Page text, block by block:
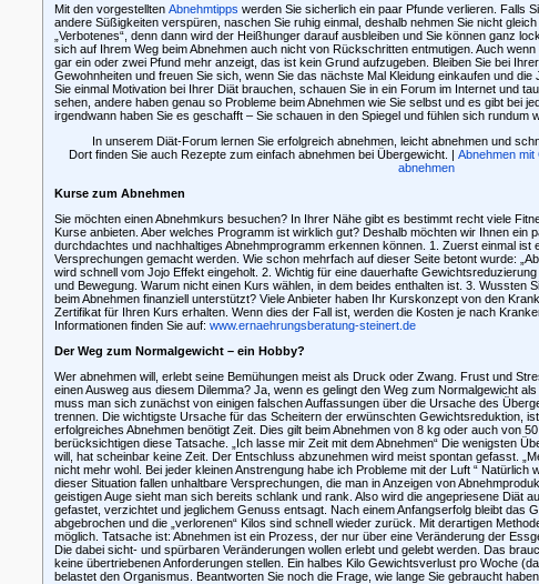
Mit den vorgestellten Abnehmtipps werden Sie sicherlich ein paar Pfunde verlieren. Falls
andere Süßigkeiten verspüren, naschen Sie ruhig einmal, deshalb nehmen Sie nicht
„Verbotenes“, denn dann wird der Heißhunger darauf ausbleiben und Sie können ganz
sich auf Ihrem Weg beim Abnehmen auch nicht von Rückschritten entmutigen. Auch
gar ein oder zwei Pfund mehr anzeigt, das ist kein Grund aufzugeben. Bleiben Sie bei
Gewohnheiten und freuen Sie sich, wenn Sie das nächste Mal Kleidung einkaufen und
Sie einmal Motivation bei Ihrer Diät brauchen, schauen Sie in ein Forum im Internet und
sehen, andere haben genau so Probleme beim Abnehmen wie Sie selbst und es gibt bei
irgendwann haben Sie es geschafft – Sie schauen in den Spiegel und fühlen sich rundum
In unserem Diät-Forum lernen Sie erfolgreich abnehmen, leicht abnehmen und
Dort finden Sie auch Rezepte zum einfach abnehmen bei Übergewicht. | Abnehmen mit
abnehmen
Kurse zum Abnehmen
Sie möchten einen Abnehmkurs besuchen? In Ihrer Nähe gibt es bestimmt recht viele
Kurse anbieten. Aber welches Programm ist wirklich gut? Deshalb möchten wir Ihnen ein
durchdachtes und nachhaltiges Abnehmprogramm erkennen können. 1. Zuerst einmal ist
Versprechungen gemacht werden. Wie schon mehrfach auf dieser Seite betont wurde:
wird schnell vom Jojo Effekt eingeholt. 2. Wichtig für eine dauerhafte
und Bewegung. Warum nicht einen Kurs wählen, in dem beides enthalten ist. 3. Wussten
beim Abnehmen finanziell unterstützt? Viele Anbieter haben Ihr Kurskonzept von den
Zertifikat für Ihren Kurs erhalten. Wenn dies der Fall ist, werden die Kosten je nach
Informationen finden Sie auf: www.ernaehrungsberatung-steinert.de
Der Weg zum Normalgewicht – ein Hobby?
Wer abnehmen will, erlebt seine Bemühungen meist als Druck oder Zwang. Frust und
einen Ausweg aus diesem Dilemma? Ja, wenn es gelingt den Weg zum Normalgewicht
muss man sich zunächst von einigen falschen Auffassungen über die Ursache des
trennen. Die wichtigste Ursache für das Scheitern der erwünschten Gewichtsreduktion,
erfolgreiches Abnehmen benötigt Zeit. Dies gilt beim Abnehmen von 8 kg oder auch von
berücksichtigen diese Tatsache. „Ich lasse mir Zeit mit dem Abnehmen“ Die wenigsten
will, hat scheinbar keine Zeit. Der Entschluss abzunehmen wird meist spontan gefasst.
nicht mehr wohl. Bei jeder kleinen Anstrengung habe ich Probleme mit der Luft “ Natürlich
dieser Situation fallen unhaltbare Versprechungen, die man in Anzeigen von
geistigen Auge sieht man sich bereits schlank und rank. Also wird die angepriesene Diät
gefastet, verzichtet und jeglichem Genuss entsagt. Nach einem Anfangserfolg bleibt das
abgebrochen und die „verlorenen“ Kilos sind schnell wieder zurück. Mit derartigen
möglich. Tatsache ist: Abnehmen ist ein Prozess, der nur über eine Veränderung der
Die dabei sicht- und spürbaren Veränderungen wollen erlebt und gelebt werden. Das
keine übertriebenen Anforderungen stellen. Ein halbes Kilo Gewichtsverlust pro Woche
belastet den Organismus. Beantworten Sie noch die Frage, wie lange Sie gebraucht